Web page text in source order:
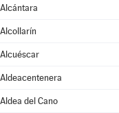
Alcántara
Alcollarín
Alcuéscar
Aldeacentenera
Aldea del Cano